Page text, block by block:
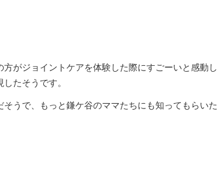
がジョイントケアを体験した際にすごーいと感動し
たそうです。
うで、もっと鎌ケ谷のママたちにも知ってもらいた